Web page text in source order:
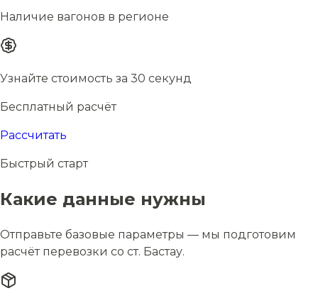
Наличие вагонов в регионе
Узнайте стоимость за 30 секунд
Бесплатный расчёт
Рассчитать
Быстрый старт
Какие данные нужны
Отправьте базовые параметры — мы подготовим
расчёт перевозки со ст. Бастау.